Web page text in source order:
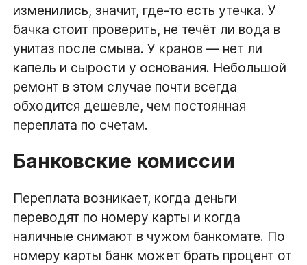
изменились, значит, где-то есть утечка. У
бачка стоит проверить, не течёт ли вода в
унитаз после смыва. У кранов — нет ли
капель и сырости у основания. Небольшой
ремонт в этом случае почти всегда
обходится дешевле, чем постоянная
переплата по счетам.
Банковские комиссии
Переплата возникает, когда деньги
переводят по номеру карты и когда
наличные снимают в чужом банкомате. По
номеру карты банк может брать процент от